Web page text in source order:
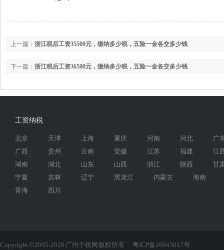
上一篇： 浙江税后工资35500元，缴纳多少税，五险一金各交多少钱
下一篇： 浙江税后工资36500元，缴纳多少税，五险一金各交多少钱
工资纳税
北京 天津 上海 重庆 河南 河北
广
广西
贵州 云南 安徽 江苏 福建
江
湖南
湖北 山东 山西 浙江 陕西
甘
宁夏
吉林 辽宁 黑龙江 内蒙古
海南
青海
四川
Copyright © 2005-2026 广州个税网 版权所有 粤ICP备16043017号